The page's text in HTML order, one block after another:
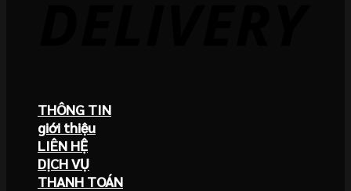
THÔNG TIN
giới thiệu
LIÊN HỆ
DỊCH VỤ
THANH TOÁN